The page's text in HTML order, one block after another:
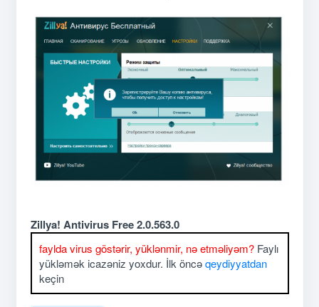
Zillya! Antivirus Free 2.0.563.0
faylda virus göstərir, yüklənmir, nə etməliyəm? Faylı
yükləmək icazəniz yoxdur. İlk öncəqeydiyyatdan
keçin